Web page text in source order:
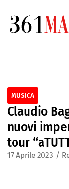
MUSICA
Claudio
nuovi
tour
17 Aprile 2023 /